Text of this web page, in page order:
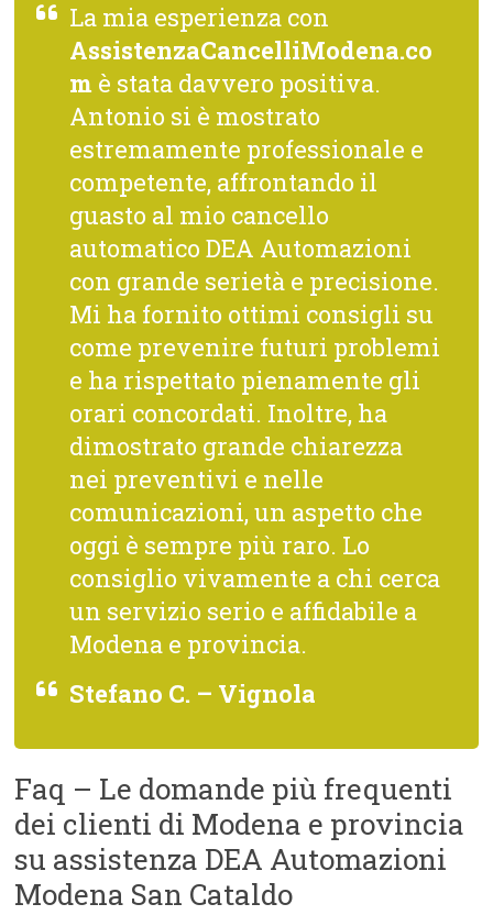
La mia esperienza con
AssistenzaCancelliModena.co
m è stata davvero positiva.
Antonio si è mostrato
estremamente professionale e
competente, affrontando il
guasto al mio cancello
automatico DEA Automazioni
con grande serietà e precisione.
Mi ha fornito ottimi consigli su
come prevenire futuri problemi
e ha rispettato pienamente gli
orari concordati. Inoltre, ha
dimostrato grande chiarezza
nei preventivi e nelle
comunicazioni, un aspetto che
oggi è sempre più raro. Lo
consiglio vivamente a chi cerca
un servizio serio e affidabile a
Modena e provincia.
Stefano C. – Vignola
Faq – Le domande più frequenti
dei clienti di Modena e provincia
su assistenza DEA Automazioni
Modena San Cataldo